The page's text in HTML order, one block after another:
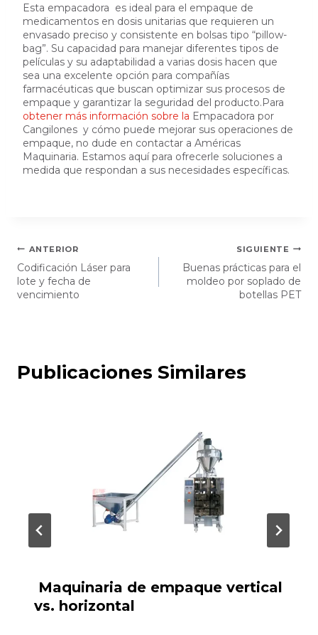
Esta empacadora es ideal para el empaque de
medicamentos en dosis unitarias que requieren un
envasado preciso y consistente en bolsas tipo “pillow-
bag”. Su capacidad para manejar diferentes tipos de
películas y su adaptabilidad a varias dosis hacen que
sea una excelente opción para compañías
farmacéuticas que buscan optimizar sus procesos de
empaque y garantizar la seguridad del producto.Para
obtener más información sobre la Empacadora por
Cangilones y cómo puede mejorar sus operaciones de
empaque, no dude en contactar a Américas
Maquinaria. Estamos aquí para ofrecerle soluciones a
medida que respondan a sus necesidades específicas.
Navegación
de
entradas
ANTERIOR
Codificación Láser para
lote y fecha de
vencimiento
SIGUIENTE
Buenas prácticas para el
moldeo por soplado de
botellas PET
Publicaciones Similares
Maquinaria de empaque vertical
vs. horizontal